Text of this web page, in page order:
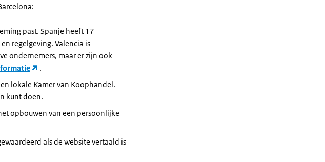
past. Spanje heeft 17
regelgeving. Valencia is
ondernemers, maar er zijn ook
.
lokale Kamer van Koophandel.
kunt doen.
opbouwen van een persoonlijke
als de website vertaald is